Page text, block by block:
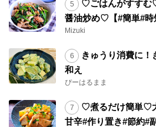
♡ごはんがすすむ
醤油炒め♡【#簡単#時
Mizuki
きゅうり消費に！
和え
ぴーはるまま
♡煮るだけ簡単♡
甘辛#作り置き#節約#